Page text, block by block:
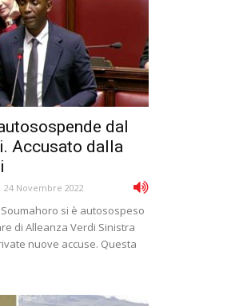
dal
Accusato dalla
24 Novembre 2022
si è autosospeso
di Alleanza Verdi Sinistra
nuove accuse. Questa